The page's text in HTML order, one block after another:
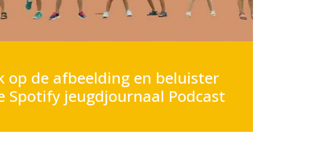
op de afbeelding en beluister
Spotify jeugdjournaal Podcast